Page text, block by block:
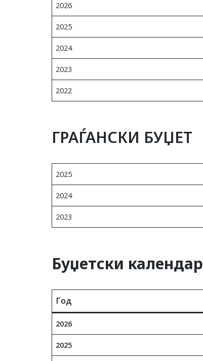
2026
2025
2024
2023
2022
ГРАЃАНСКИ БУЏЕТ
2025
2024
2023
Буџетски календар
Год
2026
2025